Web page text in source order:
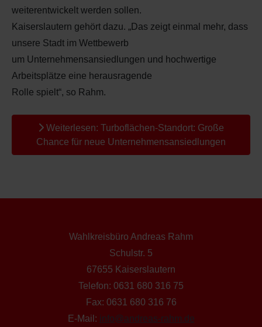
weiterentwickelt werden sollen.
Kaiserslautern gehört dazu. „Das zeigt einmal mehr, dass
unsere Stadt im Wettbewerb
um Unternehmensansiedlungen und hochwertige
Arbeitsplätze eine herausragende
Rolle spielt“, so Rahm.
Weiterlesen: Turboflächen-Standort: Große
Chance für neue Unternehmensansiedlungen
Wahlkreisbüro Andreas Rahm
Schulstr. 5
67655 Kaiserslautern
Telefon: 0631 680 316 75
Fax: 0631 680 316 76
E-Mail: info@andreas-rahm.de